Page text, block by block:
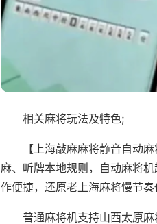
相关麻将玩法及特色;
【上海敲麻麻将静音自动
麻、听牌本地规则，自动麻将
作便捷，还原老上海麻将慢节奏
普通麻将机支持山西太原